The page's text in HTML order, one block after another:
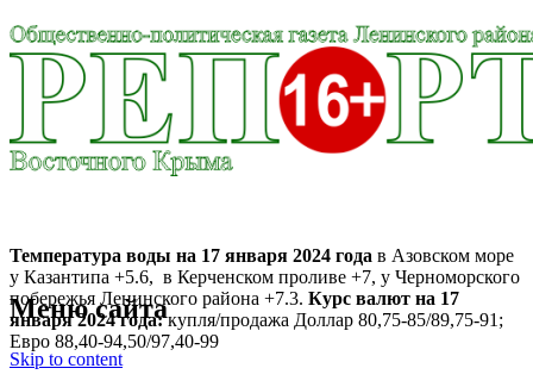
Температура воды на 17 января 2024 года в Азовском море
у Казантипа +5.6, в Керченском проливе +7, у Черноморского
побережья Ленинского района +7.3. Курс валют на 17
января 2024 года:купля/продажа Доллар 80,75-85/89,75-91;
Евро 88,40-94,50/97,40-99
Меню сайта
Skip to content